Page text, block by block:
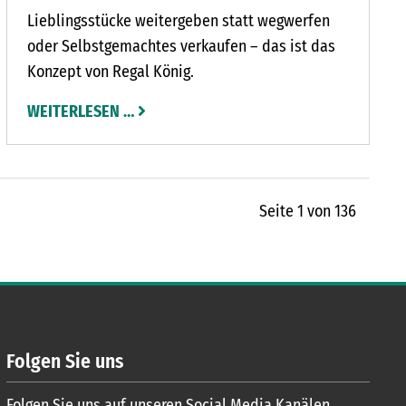
näherzubringen.
Lieblingsstücke weitergeben statt wegwerfen
oder Selbstgemachtes verkaufen – das ist das
Konzept von Regal König.
WEITERLESEN …
Seite 1 von 136
Folgen Sie uns